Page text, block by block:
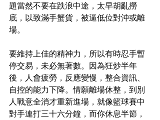
題當然不要在跌浪中途，太早胡亂撈
底，以致滿手蟹貨，被逼低位對沖或離
場。
要維持上佳的精神力，所以有時忍手暫
停交易，未必無著數。因為狂炒半年
後，人會疲勞，反應變慢，整合資訊、
自控的能力下降。情願離場休整，到別
人戰意全消才重新進場，就像籃球賽中
對手連打三十六分鐘，而你休息半節，